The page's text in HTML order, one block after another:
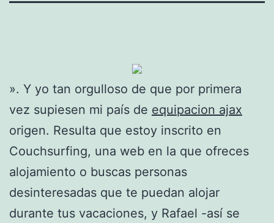
». Y yo tan orgulloso de que por primera
vez supiesen mi país de equipacion ajax
origen. Resulta que estoy inscrito en
Couchsurfing, una web en la que ofreces
alojamiento o buscas personas
desinteresadas que te puedan alojar
durante tus vacaciones, y Rafael -así se